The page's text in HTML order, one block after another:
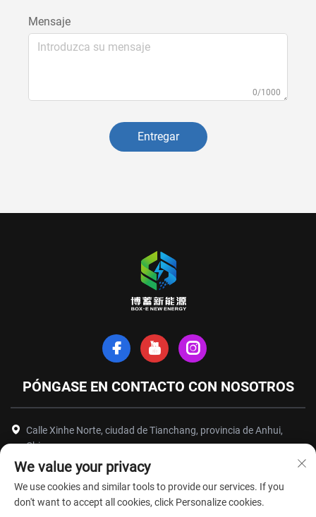
Mensaje
0/1000
Entregar
PÓNGASE EN CONTACTO CON NOSOTROS
Calle Xinhe Norte, ciudad de Tianchang, provincia de Anhui,
China
+86-18949493005
[email protected]
We value your privacy
We use cookies and similar tools to provide our services. If you
don't want to accept all cookies, click Personalize cookies.